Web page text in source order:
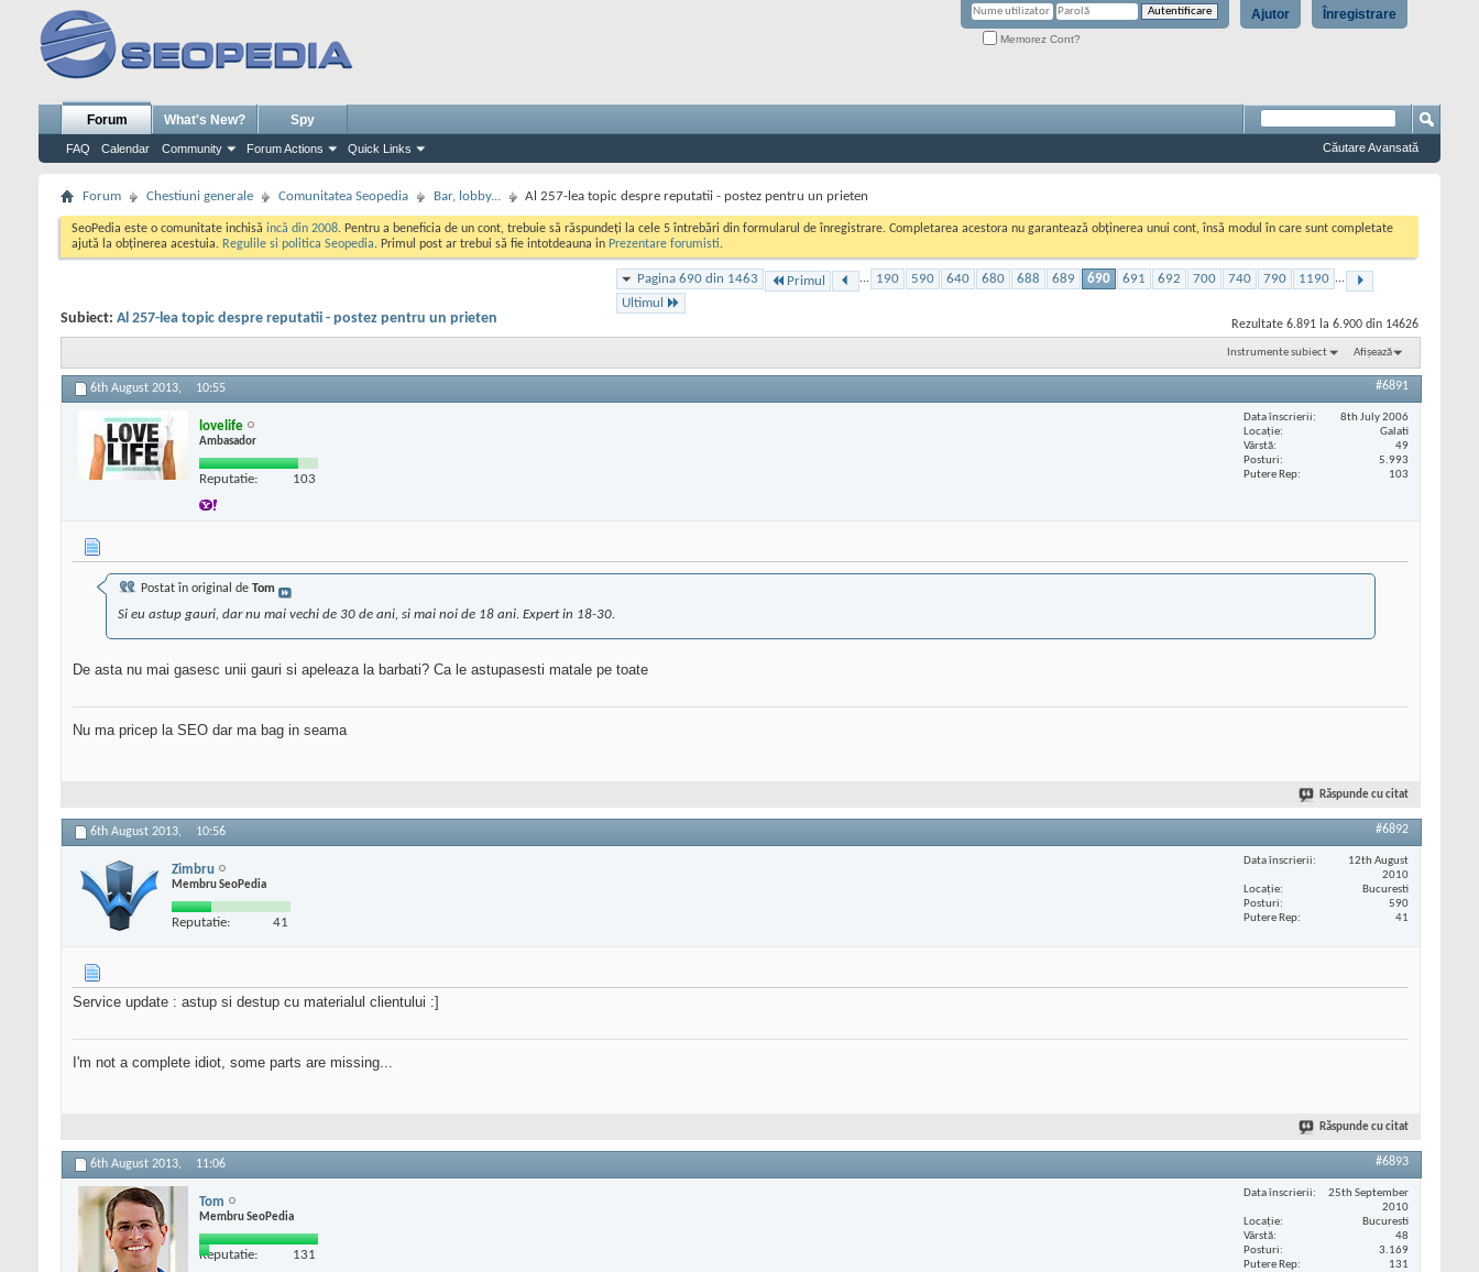
Înregistrare
Ajutor
Memorez Cont?
Forum
FAQ Calendar Community Forum Actions Quick Links
What's New? Spy
Căutare Avansată
Forum Chestiuni generale Comunitatea Seopedia Bar, lobby... Al 257-lea topic despre reputatii - postez pentru un prieten
SeoPedia este o comunitate inchisă incă din 2008. Pentru a beneficia de un cont, trebuie să răspundeți la cele 5 întrebări din formularul de înregistrare. Completarea acestora nu garantează obținerea unui cont, însă modul în care sunt completate
ajută la obținerea acestuia. Regulile si politica Seopedia. Primul post ar trebui să fie intotdeauna in Prezentare forumisti.
Pagina 690 din 1463 Primul ... 190 590 640 680 688 689 690 691 692 700 740 790 1190 ...
Ultimul
Rezultate 6.891 la 6.900 din 14626
Subiect: Al 257-lea topic despre reputatii - postez pentru un prieten
Instrumente subiect Afișează
6th August 2013, 10:55 #6891
lovelife
Ambasador
Reputatie: 103
Data înscrierii
8th July 2006
Locaţie
Galati
Vârstă
49
Posturi
5.993
Putere Rep
103
Postat în original de Tom
Si eu astup gauri, dar nu mai vechi de 30 de ani, si mai noi de 18 ani. Expert in 18-30.
De asta nu mai gasesc unii gauri si apeleaza la barbati? Ca le astupasesti matale pe toate
Nu ma pricep la SEO dar ma bag in seama
Răspunde cu citat
6th August 2013, 10:56 #6892
Zimbru
Membru SeoPedia
Reputatie: 41
Data înscrierii
12th August
2010
Locaţie
Bucuresti
Posturi
590
Putere Rep
41
Service update : astup si destup cu materialul clientului :]
I'm not a complete idiot, some parts are missing...
Răspunde cu citat
6th August 2013, 11:06 #6893
Tom
Membru SeoPedia
Reputatie: 131
Data înscrierii
25th September
2010
Locaţie
Bucuresti
Vârstă
48
Posturi
3.169
Putere Rep
131